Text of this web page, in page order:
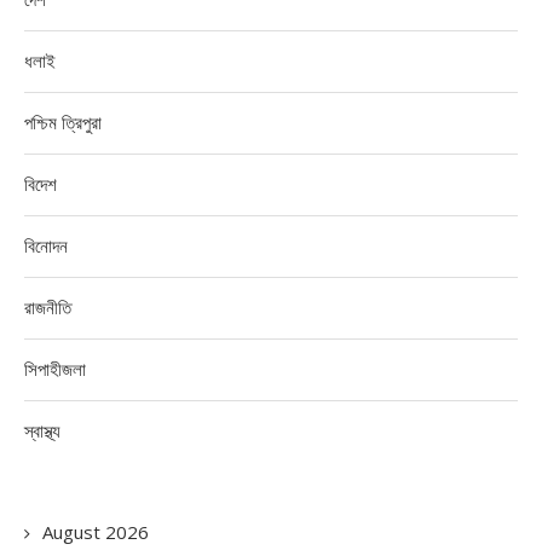
ধলাই
পশ্চিম ত্রিপুরা
বিদেশ
বিনোদন
রাজনীতি
সিপাহীজলা
স্বাস্থ্য
August 2026